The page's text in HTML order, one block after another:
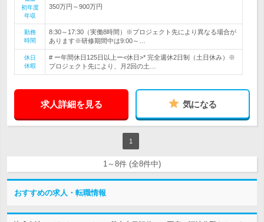
初年度
年収
350万円～900万円
勤務
時間
8:30～17:30（実働8時間）※プロジェクト先により異なる場合が
あります※研修期間中は9:00～…
休日
休暇
# ー年間休日125日以上ー<休日>* 完全週休2日制（土日休み）※
プロジェクト先により、月2回の土…
求人詳細を見る 気になる
1
1～8件 (全8件中)
おすすめの求人・転職情報